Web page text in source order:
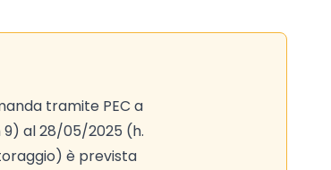
tramite PEC a
al 28/05/2025 (h.
è prevista